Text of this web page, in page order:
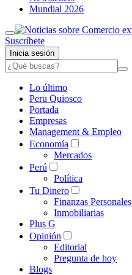
Mundial 2026
Suscríbete
Inicia sesión
Lo último
Peru Quiosco
Portada
Empresas
Management & Empleo
Economía
Mercados
Perú
Política
Tu Dinero
Finanzas Personales
Inmobiliarias
Plus G
Opinión
Editorial
Pregunta de hoy
Blogs